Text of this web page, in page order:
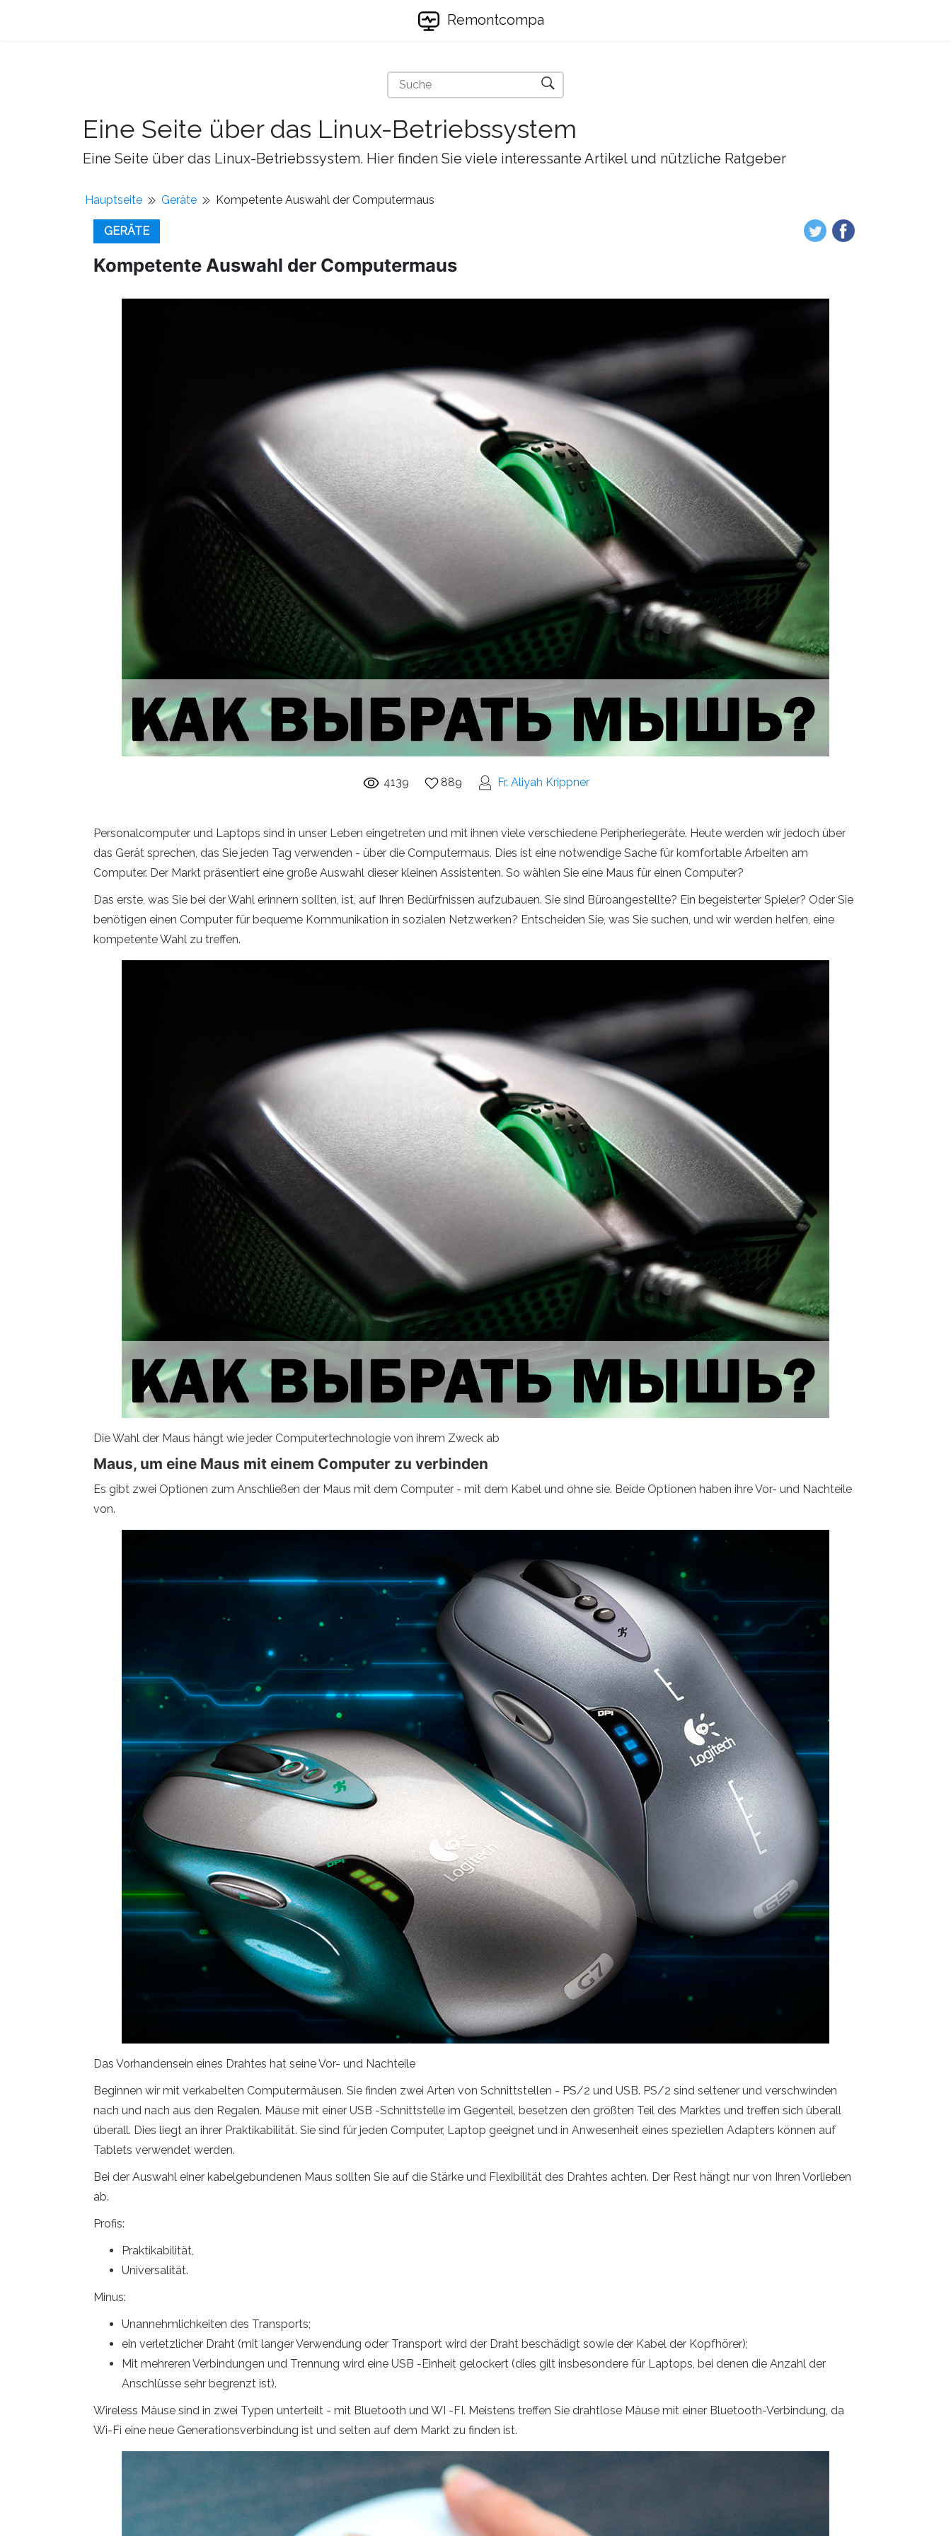
Remontcompa
Eine Seite über das Linux-Betriebssystem
Eine Seite über das Linux-Betriebssystem. Hier finden Sie viele interessante Artikel und nützliche Ratgeber
Hauptseite Geräte Kompetente Auswahl der Computermaus
GERÄTE
Kompetente Auswahl der Computermaus
4139 889 Fr. Aliyah Krippner
Personalcomputer und Laptops sind in unser Leben eingetreten und mit ihnen viele verschiedene Peripheriegeräte. Heute werden wir jedoch über
das Gerät sprechen, das Sie jeden Tag verwenden - über die Computermaus. Dies ist eine notwendige Sache für komfortable Arbeiten am
Computer. Der Markt präsentiert eine große Auswahl dieser kleinen Assistenten. So wählen Sie eine Maus für einen Computer?
Das erste, was Sie bei der Wahl erinnern sollten, ist, auf Ihren Bedürfnissen aufzubauen. Sie sind Büroangestellte? Ein begeisterter Spieler? Oder Sie
benötigen einen Computer für bequeme Kommunikation in sozialen Netzwerken? Entscheiden Sie, was Sie suchen, und wir werden helfen, eine
kompetente Wahl zu treffen.
Die Wahl der Maus hängt wie jeder Computertechnologie von ihrem Zweck ab
Maus, um eine Maus mit einem Computer zu verbinden
Es gibt zwei Optionen zum Anschließen der Maus mit dem Computer - mit dem Kabel und ohne sie. Beide Optionen haben ihre Vor- und Nachteile
von.
Das Vorhandensein eines Drahtes hat seine Vor- und Nachteile
Beginnen wir mit verkabelten Computermäusen. Sie finden zwei Arten von Schnittstellen - PS/2 und USB. PS/2 sind seltener und verschwinden
nach und nach aus den Regalen. Mäuse mit einer USB -Schnittstelle im Gegenteil, besetzen den größten Teil des Marktes und treffen sich überall
überall. Dies liegt an ihrer Praktikabilität. Sie sind für jeden Computer, Laptop geeignet und in Anwesenheit eines speziellen Adapters können auf
Tablets verwendet werden.
Bei der Auswahl einer kabelgebundenen Maus sollten Sie auf die Stärke und Flexibilität des Drahtes achten. Der Rest hängt nur von Ihren Vorlieben
ab.
Profis:
Praktikabilität,
Universalität.
Minus:
Unannehmlichkeiten des Transports;
ein verletzlicher Draht (mit langer Verwendung oder Transport wird der Draht beschädigt sowie der Kabel der Kopfhörer);
Mit mehreren Verbindungen und Trennung wird eine USB -Einheit gelockert (dies gilt insbesondere für Laptops, bei denen die Anzahl der
Anschlüsse sehr begrenzt ist).
Wireless Mäuse sind in zwei Typen unterteilt - mit Bluetooth und WI -FI. Meistens treffen Sie drahtlose Mäuse mit einer Bluetooth-Verbindung, da
Wi-Fi eine neue Generationsverbindung ist und selten auf dem Markt zu finden ist.